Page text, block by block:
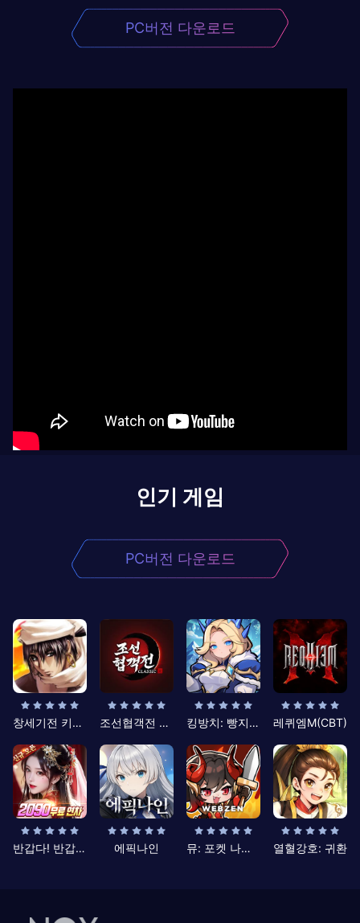
PC버전 다운로드
인기 게임
PC버전 다운로드
창세기전 키우기 조선협객전 클래식 킹방치: 빵지의 제왕 레퀴엠M(CBT)
반갑다! 반갑삼국지 에픽나인 뮤: 포켓 나이츠 열혈강호: 귀환